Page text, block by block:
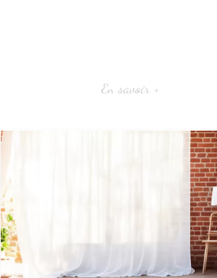
En savoir +